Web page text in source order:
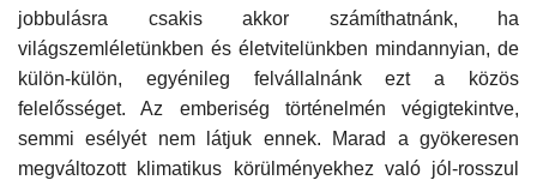
jobbulásra csakis akkor számíthatnánk, ha
világszemléletünkben és életvitelünkben mindannyian, de
külön-külön, egyénileg felvállalnánk ezt a közös
felelősséget. Az emberiség történelmén végigtekintve,
semmi esélyét nem látjuk ennek. Marad a gyökeresen
megváltozott klimatikus körülményekhez való jól-rosszul